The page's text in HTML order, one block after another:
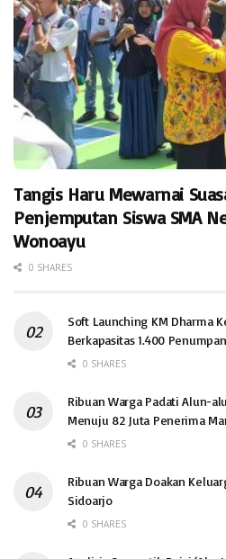
Tangis Haru Mewarnai
Penjemputan Siswa SMA
Wonoayu
0 SHARES
Soft Launching KM Dharma
Berkapasitas 1.400
0 SHARES
Ribuan Warga Padati Alun-
Menuju 82 Juta Penerima
0 SHARES
Ribuan Warga Doakan
Sidoarjo
0 SHARES